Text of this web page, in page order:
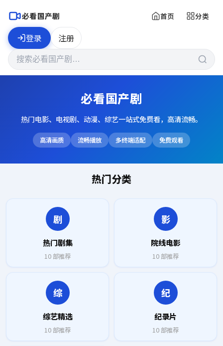
必看国产剧 首页 分类
登录 注册
必看国产剧
热门电影、电视剧、动漫、综艺一站式免费看，高清流畅。
高清画质 流畅播放 多终端适配 免费观看
热门分类
剧
热门剧集
10部推荐
影
院线电影
10部推荐
综
综艺精选
10部推荐
纪
纪录片
10部推荐